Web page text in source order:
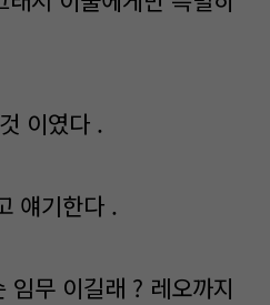
이였다 .
얘기한다 .
임무 이길래 ? 레오까지